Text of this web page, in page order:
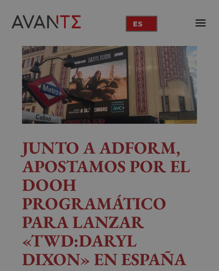
ES
JUNTO A ADFORM,
APOSTAMOS POR EL
DOOH
PROGRAMÁTICO
PARA LANZAR
«TWD:DARYL
DIXON» EN ESPAÑA